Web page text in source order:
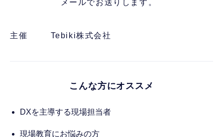
メールでお送りします。
主催 Tebiki株式会社
こんな方にオススメ
DXを主導する現場担当者
現場教育にお悩みの方